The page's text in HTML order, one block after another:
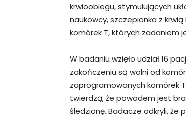
krwioobiegu, stymulujących
naukowcy, szczepionka z
komórek T, których zadaniem
W badaniu wzięło udział 16
zakończeniu są wolni od
zaprogramowanych komórek
twierdzą, że powodem jest
śledzionę. Badacze odkryli, że